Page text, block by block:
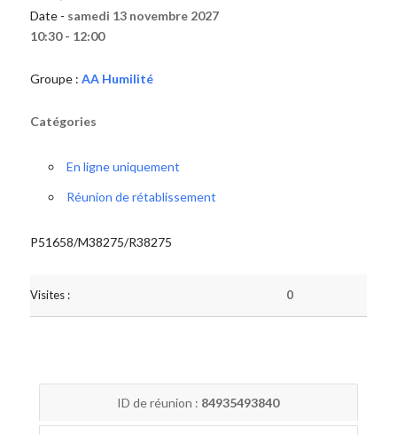
Date - samedi 13 novembre 2027
10:30 - 12:00
Groupe : AA Humilité
Catégories
En ligne uniquement
Réunion de rétablissement
P51658/M38275/R38275
Visites : 0
ID de réunion : 84935493840